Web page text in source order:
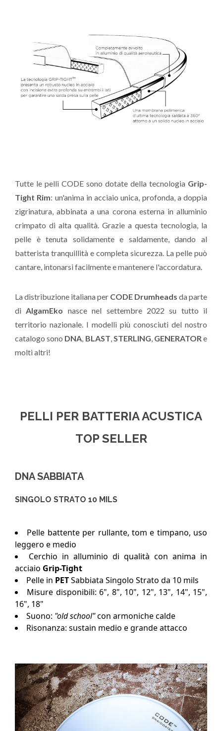
Tutte le pelli CODE sono dotate della tecnologia Grip-
Tight Rim: un'anima in acciaio unica, profonda, a doppia
zigrinatura, abbinata a una corona esterna in alluminio
crimpato di alta qualità. Grazie a questa tecnologia, la
pelle è tenuta solidamente e saldamente, dando al
batterista tranquillità e completa sicurezza. La pelle può
cantare, intonarsi facilmente e mantenere l'accordatura.
La distribuzione italiana per CODE Drumheads da parte
diAlgamEko nasce nel settembre 2022 su tutto il
territorio nazionale. I modelli più conosciuti del nostro
catalogo sono DNA, BLAST,STERLING, GENERATOR e
molti altri!
PELLI PER BATTERIA ACUSTICA
TOP SELLER
DNA SABBIATA
SINGOLO STRATO 10 MILS
Pelle battente per rullante, tom e timpano, uso
leggero e medio
Cerchio in alluminio di qualità con anima in
acciaio Grip-Tight
Pelle in PETSabbiata Singolo Strato da 10 mils
Misure disponibili: 6", 8", 10", 12", 13", 14", 15",
16", 18"
Suono: "old school"con armoniche calde
Risonanza: sustain medio e grande attacco